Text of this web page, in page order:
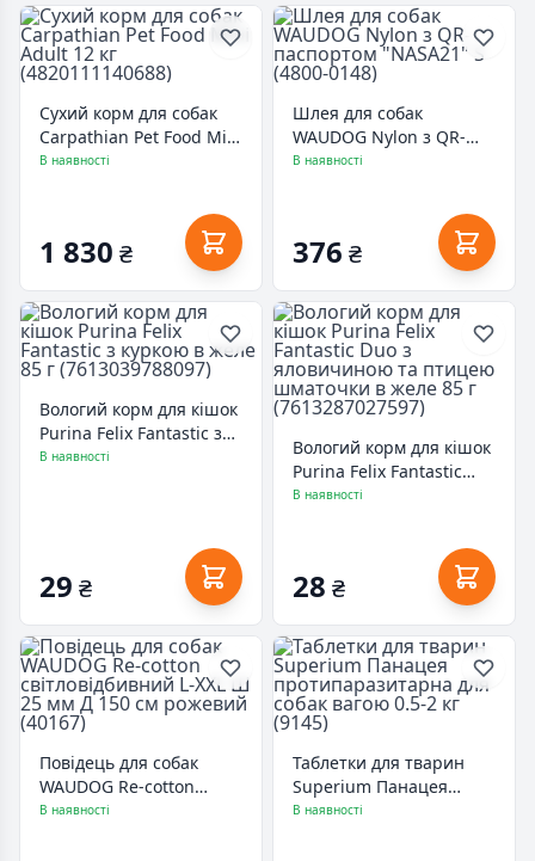
Сухий корм для собак
Carpathian Pet Food Mini
Adult 12 кг
В наявності
1 830 ₴
Шлея для собак
WAUDOG Nylon з QR-
паспортом "NASA21" S
В наявності
376 ₴
Вологий корм для кішок
Purina Felix Fantastic з
куркою в желе 85 г
В наявності
29 ₴
Вологий корм для кішок
Purina Felix Fantastic
Duo з яловичиною та
В наявності
28 ₴
Повідець для собак
WAUDOG Re-cotton
світловідбивний L-XXL
В наявності
Таблетки для тварин
Superium Панацея
протипаразитарна для
В наявності